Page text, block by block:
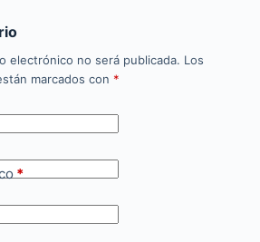
electrónico no será publicada. Los
marcados con *
*